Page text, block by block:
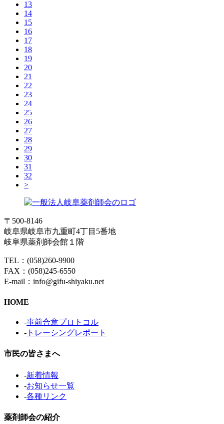
13
14
15
16
17
18
19
20
21
22
23
24
25
26
27
28
29
30
31
32
>
〒500-8146
岐阜県岐阜市九重町4丁目5番地
岐阜県薬剤師会館１階
TEL：(058)260-9900
FAX：(058)245-6550
E-mail：info@gifu-shiyaku.net
HOME
-事前合意プロトコル
- トレーシングレポート
市民の皆さまへ
-新着情報
-お知らせ一覧
-各種リンク
薬剤師会の紹介